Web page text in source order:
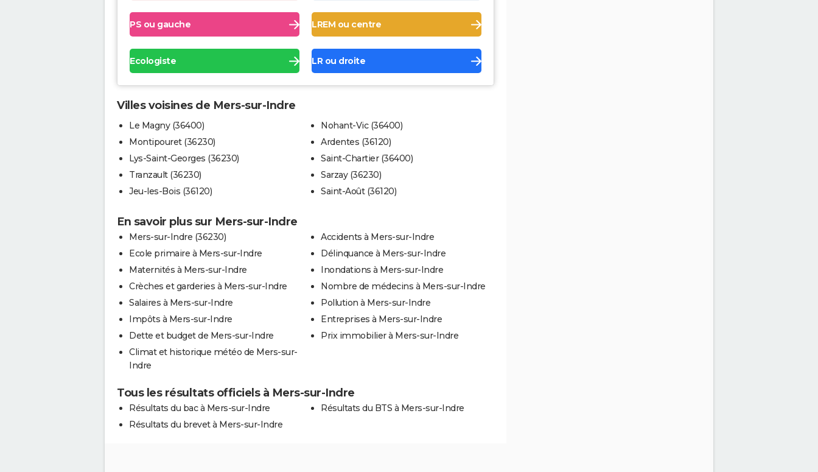
PS ou gauche LREM ou centre
Ecologiste LR ou droite
Villes voisines de Mers-sur-Indre
Le Magny (36400)
Montipouret (36230)
Lys-Saint-Georges (36230)
Tranzault (36230)
Jeu-les-Bois (36120)
Nohant-Vic (36400)
Ardentes (36120)
Saint-Chartier (36400)
Sarzay (36230)
Saint-Août (36120)
En savoir plus sur Mers-sur-Indre
Mers-sur-Indre (36230)
Ecole primaire à Mers-sur-Indre
Maternités à Mers-sur-Indre
Crèches et garderies à Mers-sur-Indre
Salaires à Mers-sur-Indre
Impôts à Mers-sur-Indre
Dette et budget de Mers-sur-Indre
Climat et historique météo de Mers-sur-
Indre
Accidents à Mers-sur-Indre
Délinquance à Mers-sur-Indre
Inondations à Mers-sur-Indre
Nombre de médecins à Mers-sur-Indre
Pollution à Mers-sur-Indre
Entreprises à Mers-sur-Indre
Prix immobilier à Mers-sur-Indre
Tous les résultats officiels à Mers-sur-Indre
Résultats du bac à Mers-sur-Indre
Résultats du brevet à Mers-sur-Indre
Résultats du BTS à Mers-sur-Indre